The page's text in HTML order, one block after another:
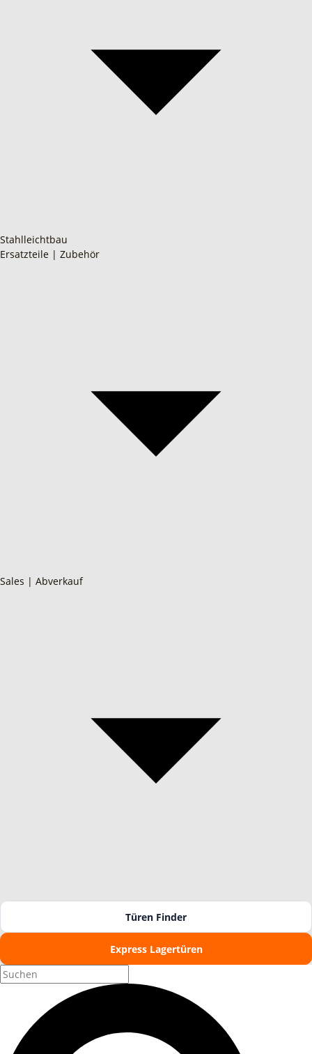
Stahlleichtbau
Ersatzteile | Zubehör
Sales | Abverkauf
Türen Finder
Express Lagertüren